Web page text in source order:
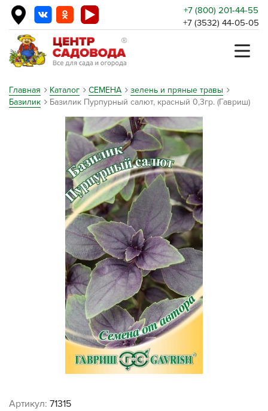
+7 (800) 201-44-55
+7 (3532) 44-05-05
Главная Каталог СЕМЕНА
зелень и пряные травы
Базилик
Базилик Пурпурный салют, красный 0,3гр. (Гавриш)
Артикул: 71315